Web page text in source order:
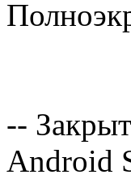
--
Android